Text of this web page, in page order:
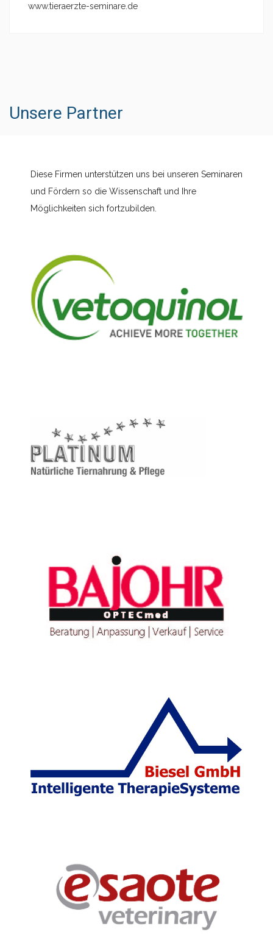
www.tieraerzte-seminare.de
Unsere Partner
Diese Firmen unterstützen uns bei unseren Seminaren
und Fördern so die Wissenschaft und Ihre
Möglichkeiten sich fortzubilden.